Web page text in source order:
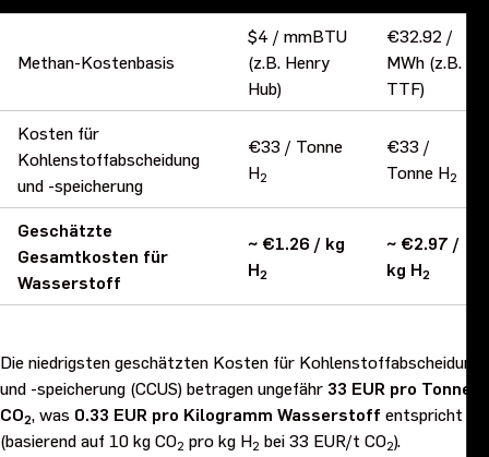
Methan-Kostenbasis
$4 / mmBTU
(z.B. Henry
Hub)
€32.92 /
MWh (z.B.
TTF)
Kosten für
Kohlenstoffabscheidung
und -speicherung
€33 / Tonne
H2
€33 /
Tonne H2
Geschätzte
Gesamtkosten für
Wasserstoff
~ €1.26 / kg
H2
~ €2.97 /
kg H2
Die niedrigsten geschätzten Kosten für Kohlenstoffabscheidung
und -speicherung (CCUS) betragen ungefähr 33 EUR pro Tonne
CO2, was 0.33 EUR pro Kilogramm Wasserstoff entspricht
(basierend auf 10 kg CO2 pro kg H2 bei 33 EUR/t CO2).